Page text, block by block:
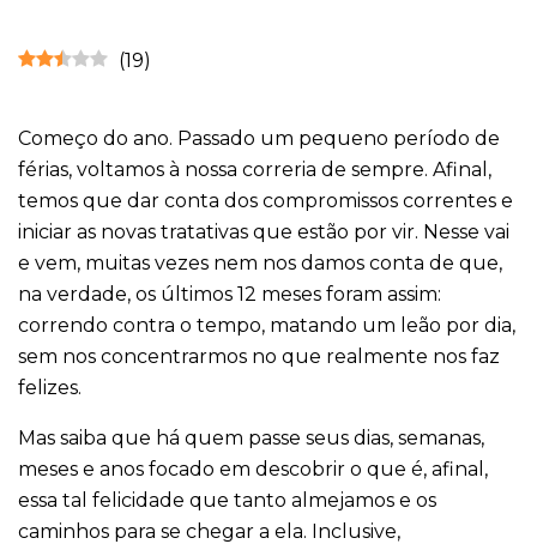
(19)
Começo do ano. Passado um pequeno período de
férias, voltamos à nossa correria de sempre. Afinal,
temos que dar conta dos compromissos correntes e
iniciar as novas tratativas que estão por vir. Nesse vai
e vem, muitas vezes nem nos damos conta de que,
na verdade, os últimos 12 meses foram assim:
correndo contra o tempo, matando um leão por dia,
sem nos concentrarmos no que realmente nos faz
felizes.
Mas saiba que há quem passe seus dias, semanas,
meses e anos focado em descobrir o que é, afinal,
essa tal felicidade que tanto almejamos e os
caminhos para se chegar a ela. Inclusive,